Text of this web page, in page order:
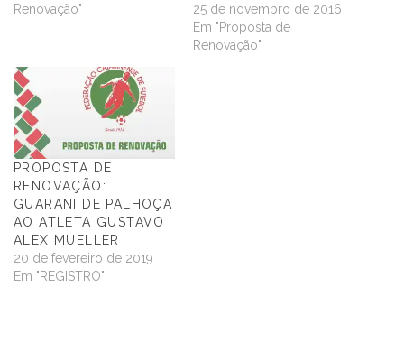
Renovação"
renovacao-contrato
25 de novembro de 2016
Em "Proposta de
Renovação"
PROPOSTA DE
RENOVAÇÃO:
GUARANI DE PALHOÇA
AO ATLETA GUSTAVO
ALEX MUELLER
20 de fevereiro de 2019
Em "REGISTRO"